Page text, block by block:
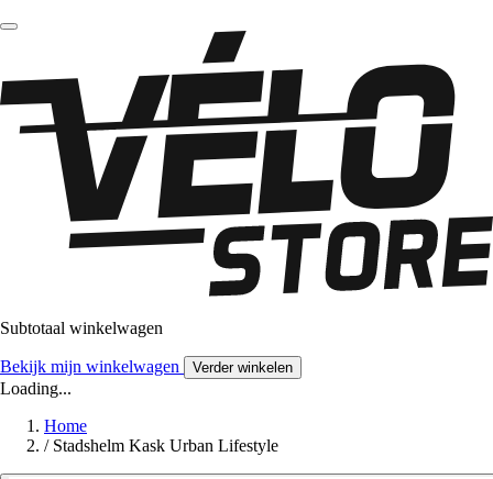
Subtotaal winkelwagen
Bekijk mijn winkelwagen Verder winkelen
Loading...
Home
/ Stadshelm Kask Urban Lifestyle